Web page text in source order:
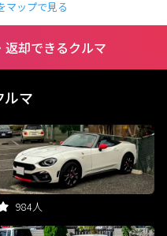
マップで見る
却できるクルマ
ルマ
984人